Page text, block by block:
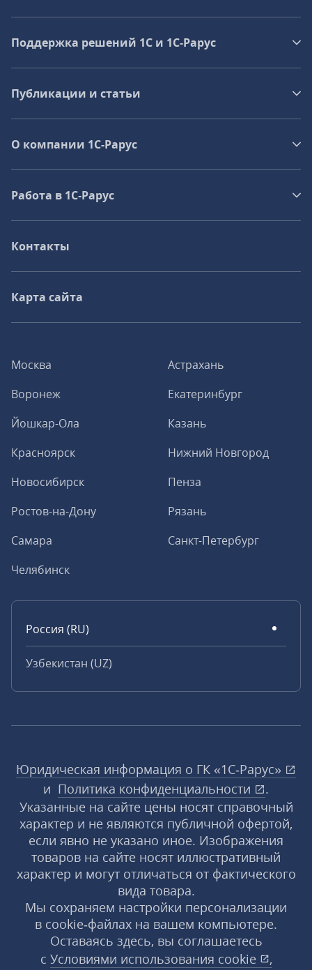
Москва
Астрахань
Воронеж
Екатеринбург
Йошкар-Ола
Казань
Красноярск
Нижний Новгород
Новосибирск
Пенза
Ростов-на-Дону
Рязань
Самара
Санкт-Петербург
Челябинск
Россия (RU)
Узбекистан (UZ)
Поддержка решений 1С и 1С‑Рарус
Публикации и статьи
О компании 1C-Рарус
Работа в 1С‑Рарус
Контакты
Карта сайта
Юридическая информация о ГК «1С‑Рарус»
и Политика конфиденциальности
.
Указанные на сайте цены носят справочный
характер и не являются публичной офертой,
если явно не указано иное. Изображения
товаров на сайте носят иллюстративный
характер и могут отличаться от фактического
вида товара.
Мы сохраняем настройки персонализации
в cookie‑файлах на вашем компьютере.
Оставаясь здесь, вы соглашаетесь
с Условиями использования cookie ,